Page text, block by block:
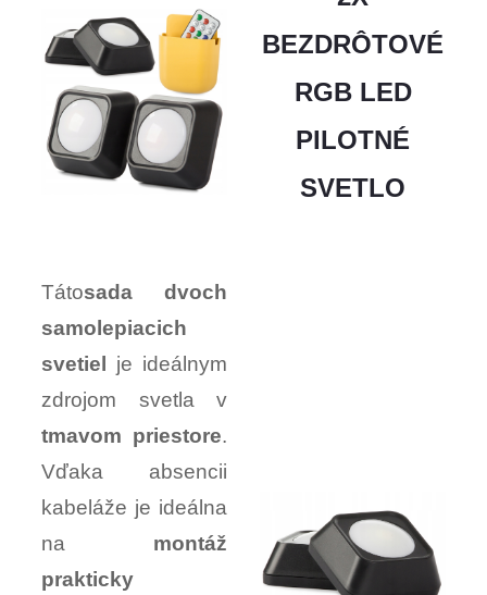
BEZDRÔTOVÉ
RGB LED
PILOTNÉ
SVETLO
Tátosada dvoch
samolepiacich
svetiel je ideálnym
zdrojom svetla v
tmavom priestore.
Vďaka absencii
kabeláže je ideálna
na montáž
prakticky